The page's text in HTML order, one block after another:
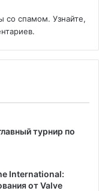
со спамом. Узнайте,
.
турнир по
International:
от Valve